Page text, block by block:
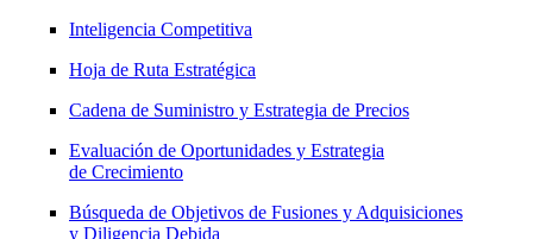
Inteligencia Competitiva
Hoja de Ruta Estratégica
Cadena de Suministro y Estrategia de Precios
Evaluación de Oportunidades y Estrategia
de Crecimiento
Búsqueda de Objetivos de Fusiones y Adquisiciones
y Diligencia Debida